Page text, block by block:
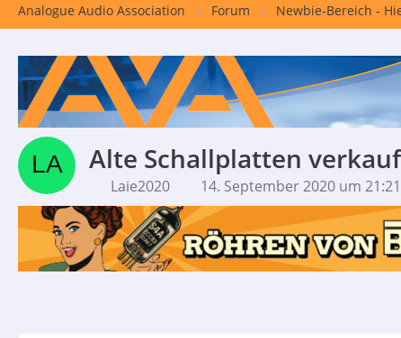
Analogue Audio Association Forum Newbie-Bereich -
Alte Schallplatten
Laie2020 14. September 2020 um 21:21